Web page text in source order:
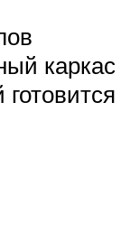
каркас